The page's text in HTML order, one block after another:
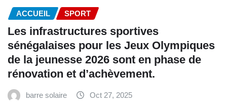
ACCUEIL SPORT
Les infrastructures sportives
sénégalaises pour les Jeux Olympiques
de la jeunesse 2026 sont en phase de
rénovation et d’achèvement.
barre solaire Oct 27, 2025